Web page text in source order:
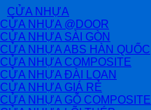
CỬA NHỰA
CỬA NHỰA @DOOR
CỬA NHỰA SÀI GÒN
CỬA NHỰA ABS HÀN QUỐC
CỬA NHỰA COMPOSITE
CỬA NHỰA ĐÀI LOAN
CỬA NHỰA GIÁ RẺ
CỬA NHỰA GỖ COMPOSITE